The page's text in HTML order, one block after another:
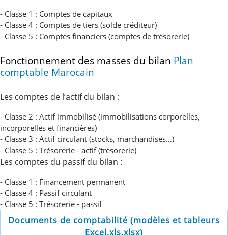
- Classe 1 : Comptes de capitaux
- Classe 4 : Comptes de tiers (solde créditeur)
- Classe 5 : Comptes financiers (comptes de trésorerie)
Fonctionnement des masses du bilan Plan
comptable Marocain
Les comptes de l’actif du bilan :
- Classe 2 : Actif immobilisé (immobilisations corporelles,
incorporelles et financières)
- Classe 3 : Actif circulant (stocks, marchandises…)
- Classe 5 : Trésorerie - actif (trésorerie)
Les comptes du passif du bilan :
- Classe 1 : Financement permanent
- Classe 4 : Passif circulant
- Classe 5 : Trésorerie - passif
Documents de comptabilité (modèles et tableurs
Excel,xls,xlsx)